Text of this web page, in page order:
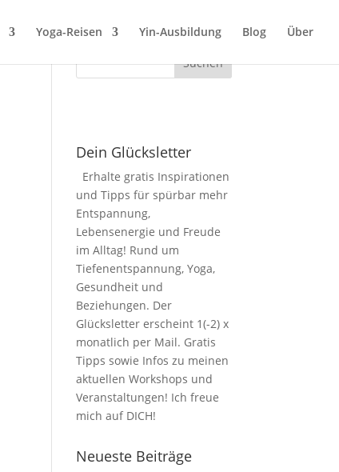
Yoga-Reisen Yin-Ausbildung Blog Über
Dein Glücksletter
Erhalte gratis Inspirationen
und Tipps für spürbar mehr
Entspannung,
Lebensenergie und Freude
im Alltag! Rund um
Tiefenentspannung, Yoga,
Gesundheit und
Beziehungen. Der
Glücksletter erscheint 1(-2) x
monatlich per Mail. Gratis
Tipps sowie Infos zu meinen
aktuellen Workshops und
Veranstaltungen! Ich freue
mich auf DICH!
Neueste Beiträge